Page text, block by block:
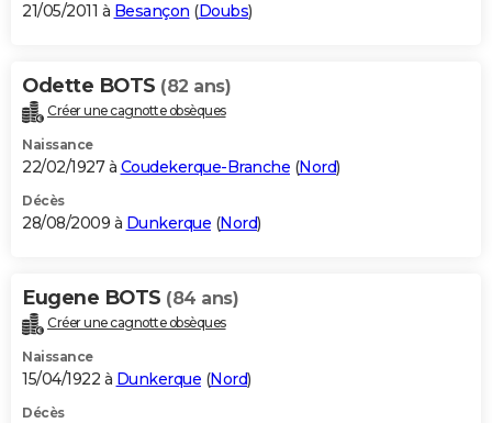
21/05/2011 à Besançon (Doubs)
Odette BOTS (82 ans)
Créer une cagnotte obsèques
Naissance
22/02/1927 à Coudekerque-Branche (Nord)
Décès
28/08/2009 à Dunkerque (Nord)
Eugene BOTS (84 ans)
Créer une cagnotte obsèques
Naissance
15/04/1922 à Dunkerque (Nord)
Décès